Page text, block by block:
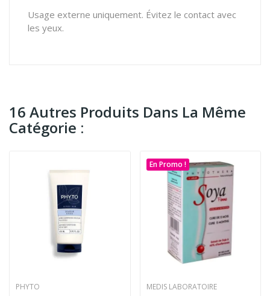
Usage externe uniquement. Évitez le contact avec
les yeux.
16 Autres Produits Dans La Même
Catégorie :
PHYTO
En Promo !
MEDIS LABORATOIRE